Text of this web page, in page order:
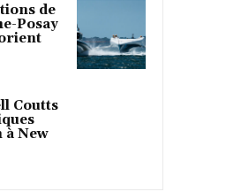
de
Posay
Coutts
à New